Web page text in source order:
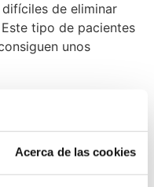
Acerca de las cookies
de eliminar
tipo de pacientes
unos
liposucción